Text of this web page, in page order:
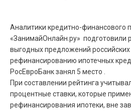
Аналитики кредитно-финансового
«ЗанимайОнлайн.ру» подготовили
выгодных предложений российских
рефинансированию ипотечных
РосЕвроБанк занял 5 место .
При составлении рейтинга
процентные ставки, которые
рефинансирования ипотеки, вне